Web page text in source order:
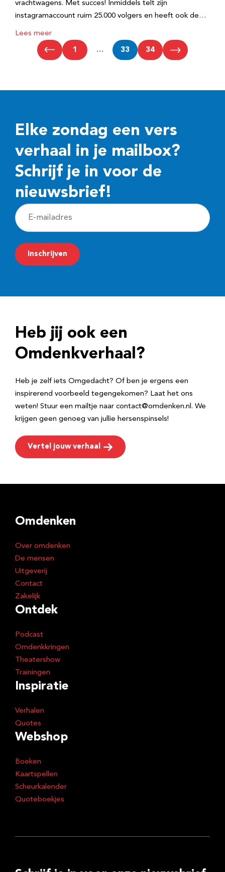
vrachtwagens. Met succes! Inmiddels telt zijn
instagramaccount ruim 25.000 volgers en heeft ook de…
Lees meer
1 … 33 34
Elke zondag een vers
verhaal in je mailbox?
Schrijf je in voor de
nieuwsbrief!
E
-
m
a
r
e
Inschrijven
Heb jij ook een
Omdenkverhaal?
Heb je zelf iets Omgedacht? Of ben je ergens een
inspirerend voorbeeld tegengekomen? Laat het ons
weten! Stuur een mailtje naar contact@omdenken.nl. We
krijgen geen genoeg van jullie hersenspinsels!
Vertel jouw verhaal
Omdenken
Over omdenken
De mensen
Uitgeverij
Contact
Zakelijk
Ontdek
Podcast
Omdenkkringen
Theatershow
Trainingen
Inspiratie
Verhalen
Quotes
Webshop
Boeken
Kaartspellen
Scheurkalender
Quoteboekjes